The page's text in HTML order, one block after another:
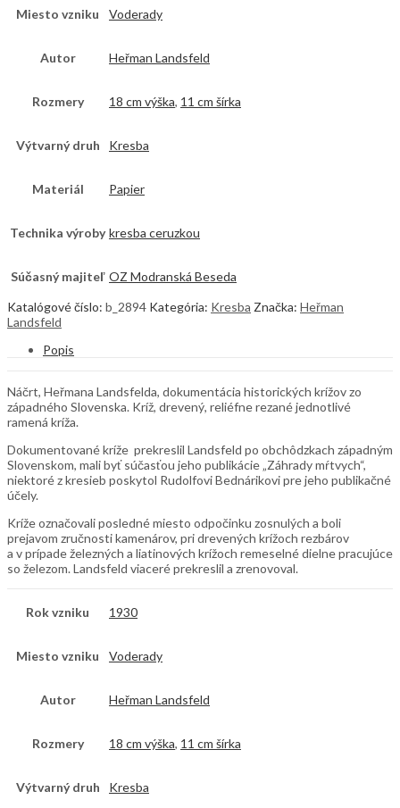
Miesto vzniku Voderady
Autor Heřman Landsfeld
Rozmery 18 cm výška, 11 cm šírka
Výtvarný druh Kresba
Materiál Papier
Technika výroby kresba ceruzkou
Súčasný majiteľ OZ Modranská Beseda
Katalógové číslo: b_2894 Kategória: Kresba Značka: Heřman
Landsfeld
Popis
Náčrt, Heřmana Landsfelda, dokumentácia historických krížov zo
západného Slovenska. Kríž, drevený, reliéfne rezané jednotlivé
ramená kríža.
Dokumentované kríže prekreslil Landsfeld po obchôdzkach západným
Slovenskom, mali byť súčasťou jeho publikácie „Záhrady mŕtvych“,
niektoré z kresieb poskytol Rudolfovi Bednárikovi pre jeho publikačné
účely.
Kríže označovali posledné miesto odpočinku zosnulých a boli
prejavom zručnosti kamenárov, pri drevených krížoch rezbárov
a v prípade železných a liatinových krížoch remeselné dielne pracujúce
so železom. Landsfeld viaceré prekreslil a zrenovoval.
Rok vzniku 1930
Miesto vzniku Voderady
Autor Heřman Landsfeld
Rozmery 18 cm výška, 11 cm šírka
Výtvarný druh Kresba